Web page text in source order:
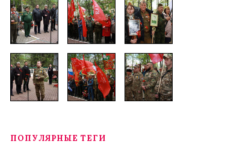
ПОПУЛЯРНЫЕ ТЕГИ